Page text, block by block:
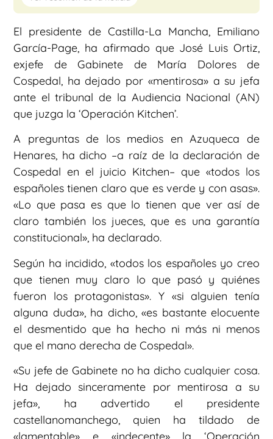
El presidente de Castilla-La Mancha, Emiliano
García-Page, ha afirmado que José Luis Ortiz,
exjefe de Gabinete de María Dolores de
Cospedal, ha dejado por «mentirosa» a su jefa
ante el tribunal de la Audiencia Nacional (AN)
que juzga la ‘Operación Kitchen’.
A preguntas de los medios en Azuqueca de
Henares, ha dicho –a raíz de la declaración de
Cospedal en el juicio Kitchen– que «todos los
españoles tienen claro que es verde y con asas».
«Lo que pasa es que lo tienen que ver así de
claro también los jueces, que es una garantía
constitucional», ha declarado.
Según ha incidido, «todos los españoles yo creo
que tienen muy claro lo que pasó y quiénes
fueron los protagonistas». Y «si alguien tenía
alguna duda», ha dicho, «es bastante elocuente
el desmentido que ha hecho ni más ni menos
que el mano derecha de Cospedal».
«Su jefe de Gabinete no ha dicho cualquier cosa.
Ha dejado sinceramente por mentirosa a su
jefa», ha advertido el presidente
castellanomanchego, quien ha tildado de